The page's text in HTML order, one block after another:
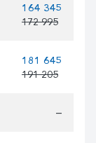
164 345
172 995
181 645
191 205
—